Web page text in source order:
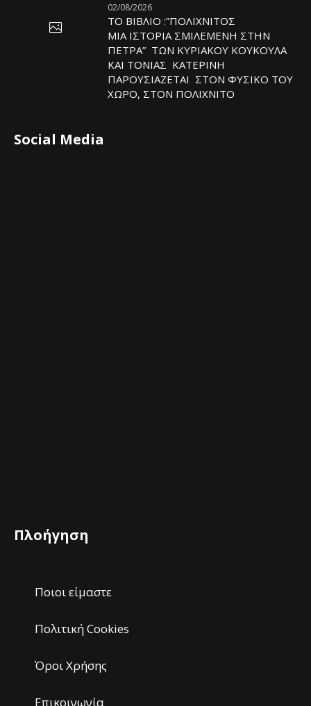
02/08/2026
ΤΟ ΒΙΒΛΙΟ :”ΠΟΛΙΧΝΙΤΟΣ
ΜΙΑ ΙΣΤΟΡΙΑ ΣΜΙΛΕΜΕΝΗ ΣΤΗΝ
ΠΕΤΡΑ” ΤΩΝ ΚΥΡΙΑΚΟΥ ΚΟΥΚΟΥΛΑ
ΚΑΙ ΤΟΝΙΑΣ ΚΑΤΕΡΙΝΗ
ΠΑΡΟΥΣΙΑΖΕΤΑΙ ΣΤΟΝ ΦΥΣΙΚΟ ΤOY
ΧΩΡΟ, ΣΤΟΝ ΠΟΛΙΧΝΙΤΟ
Social Media
Πλοήγηση
Ποιοι είμαστε
Πολιτική Cookies
Όροι Χρήσης
Επικοινωνία